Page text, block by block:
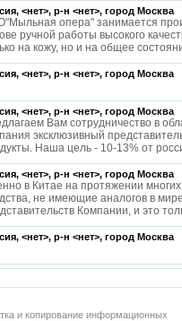
<нет>, р-н <нет>, город Москва
опера" занимается
ручной работы высокого
на кожу, но и на общее
<нет>, р-н <нет>, город Москва
<нет>, р-н <нет>, город Москва
Вам сотрудничество в
эксклюзивный
Наша цель - 10-13% от
<нет>, р-н <нет>, город Москва
в Китае на протяжении многих
не имеющие аналогов в
Компании, и это
<нет>, р-н <нет>, город Москва
и копирование информационных